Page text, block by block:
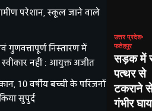
परेशान, स्कूल जाने वाले
गुणवत्तापूर्ण निस्तारण में
स्वीकार नहीं : आयुक्त अजीत
10 वर्षीय बच्ची के परिजनों
सुपुर्द
उत्तर प्रदेश
फतेहपुर
सड़क में
पत्थर से
टकराने
गंभीर